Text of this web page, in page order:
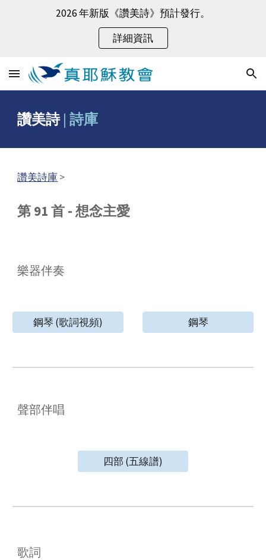
Skip to navigation
2026 年新版《讚美詩》預計發行。
詳細資訊
讚美詩|詩庫
讚美詩庫>
第 91 首 - 想念主愛
樂器伴奏
鋼琴 (歌詞視頻) 鋼琴
聲部伴唱
四部 (五線譜)
歌詞